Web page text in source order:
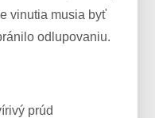
vinutia musia byť
odlupovaniu.
prúd